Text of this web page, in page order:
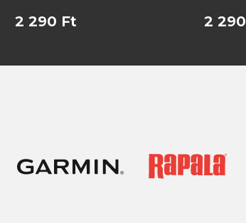
2 290 Ft 2